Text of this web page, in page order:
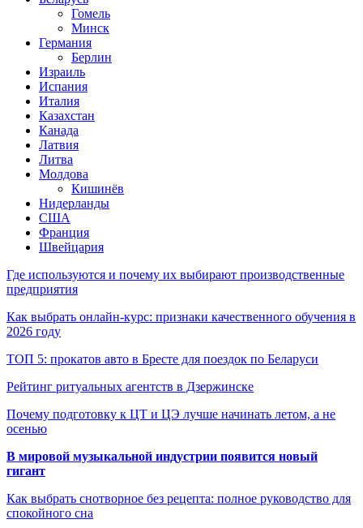
Гомель
Минск
Германия
Берлин
Израиль
Испания
Италия
Казахстан
Канада
Латвия
Литва
Молдова
Кишинёв
Нидерланды
США
Франция
Швейцария
Где используются и почему их выбирают производственные
предприятия
Как выбрать онлайн-курс: признаки качественного обучения в
2026 году
ТОП 5: прокатов авто в Бресте для поездок по Беларуси
Рейтинг ритуальных агентств в Дзержинске
Почему подготовку к ЦТ и ЦЭ лучше начинать летом, а не
осенью
В мировой музыкальной индустрии появится новый
гигант
Как выбрать снотворное без рецепта: полное руководство для
спокойного сна